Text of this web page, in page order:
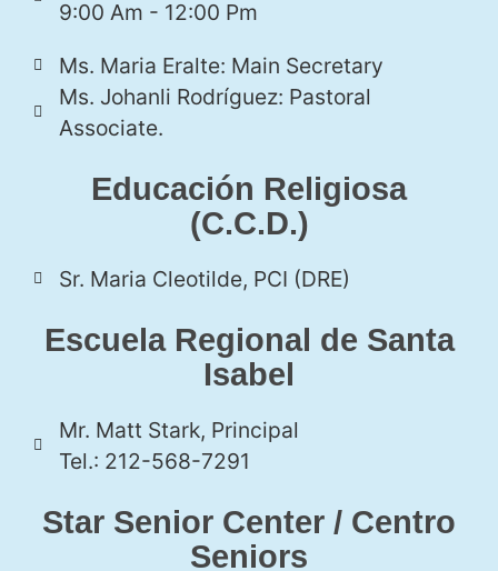
9:00 Am - 12:00 Pm
Ms. Maria Eralte: Main Secretary
Ms. Johanli Rodríguez: Pastoral
Associate.
Educación Religiosa
(C.C.D.)
Sr. Maria Cleotilde, PCI (DRE)
Escuela Regional de Santa
Isabel
Mr. Matt Stark, Principal
Tel.: 212-568-7291
Star Senior Center / Centro
Seniors